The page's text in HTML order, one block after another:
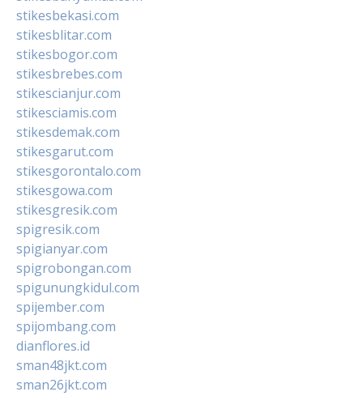
stikesbekasi.com
stikesblitar.com
stikesbogor.com
stikesbrebes.com
stikescianjur.com
stikesciamis.com
stikesdemak.com
stikesgarut.com
stikesgorontalo.com
stikesgowa.com
stikesgresik.com
spigresik.com
spigianyar.com
spigrobongan.com
spigunungkidul.com
spijember.com
spijombang.com
dianflores.id
sman48jkt.com
sman26jkt.com